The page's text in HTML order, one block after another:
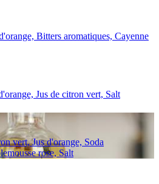
Bitters aromatiques, Cayenne
Jus de citron vert, Salt
vert, Jus d'orange, Soda
rose, Salt